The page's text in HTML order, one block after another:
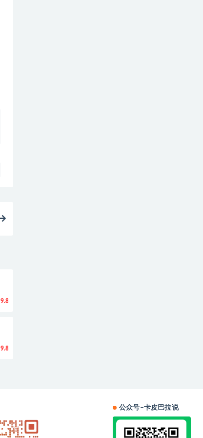
9.8
9.8
公众号–卡皮巴拉说